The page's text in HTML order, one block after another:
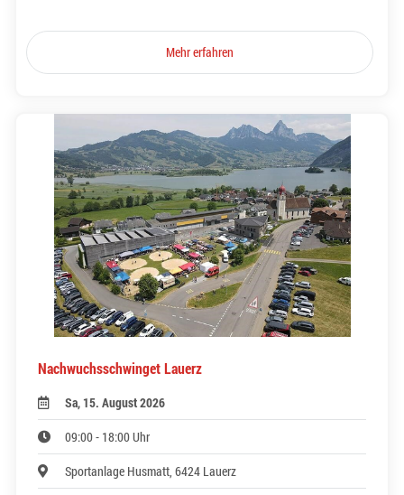
Mehr erfahren
Nachwuchsschwinget Lauerz
Sa, 15. August 2026
09:00 - 18:00 Uhr
Sportanlage Husmatt, 6424 Lauerz